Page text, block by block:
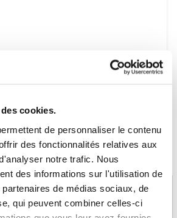
cookies.
de personnaliser le contenu
des fonctionnalités relatives aux
notre trafic. Nous
des informations sur l'utilisation de
de médias sociaux, de
qui peuvent combiner celles-ci